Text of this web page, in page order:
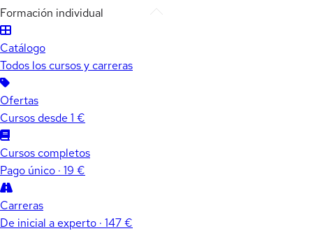
Formación individual
Catálogo
Todos los cursos y carreras
Ofertas
Cursos desde 1 €
Cursos completos
Pago único · 19 €
Carreras
De inicial a experto · 147 €